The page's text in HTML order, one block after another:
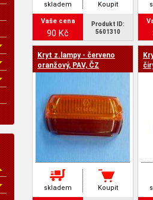
skladem Koupit
Vaše cena
90 Kč
Produkt ID:
5601310
Kryt z.lampy - červeno
oranžový, PAV, ČZ
skladem Koupit